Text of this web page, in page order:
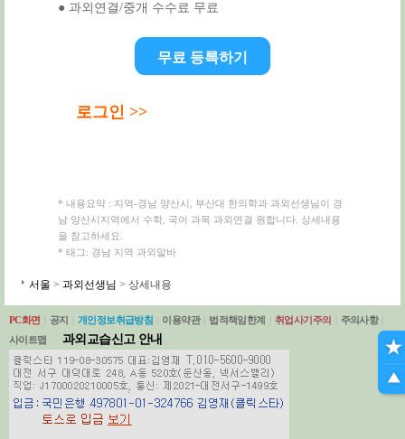
● 과외연결/중개 수수료 무료
무료 등록하기
로그인 >>
* 내용요약 : 지역-경남 양산시, 부산대 한의학과 과외선생님이 경
남 양산시지역에서 수학, 국어 과목 과외연결 원합니다. 상세내용
을 참고하세요.
* 태그: 경남 지역 과외알바
서울 > 과외선생님 > 상세내용
PC화면 공지 개인정보취급방침 이용약관 법적책임한계 취업사기주의 주의사항
사이트맵
과외교습신고 안내